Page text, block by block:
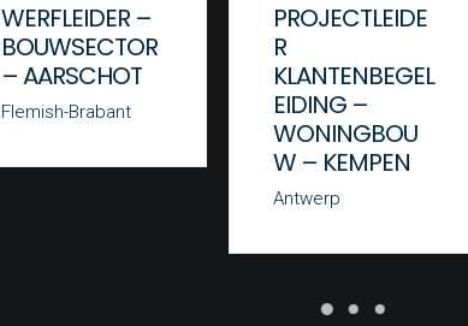
WERFLEIDER –
BOUWSECTOR
– AARSCHOT
Flemish-Brabant
PROJECTLEIDE
R
KLANTENBEGEL
EIDING –
WONINGBOU
W – KEMPEN
Antwerp